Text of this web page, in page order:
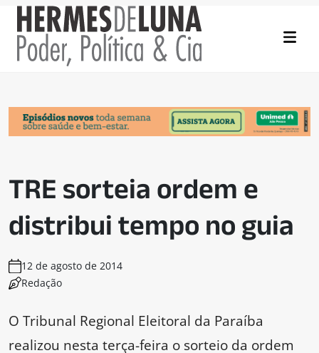
TRE sorteia ordem e
distribui tempo no guia
12 de agosto de 2014
Redação
O Tribunal Regional Eleitoral da Paraíba
realizou nesta terça-feira o sorteio da ordem